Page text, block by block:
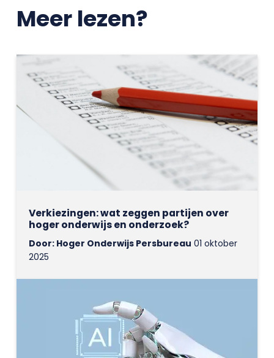
Meer lezen?
Verkiezingen: wat zeggen partijen over
hoger onderwijs en onderzoek?
Door: Hoger Onderwijs Persbureau 01 oktober
2025